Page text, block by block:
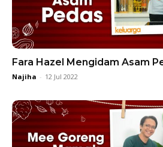
Fara Hazel Mengidam Asam
Najiha - 12 Jul 2022